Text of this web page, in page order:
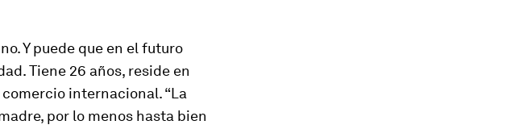
Y puede que en el futuro
Tiene 26 años, reside en
internacional. “La
por lo menos hasta bien